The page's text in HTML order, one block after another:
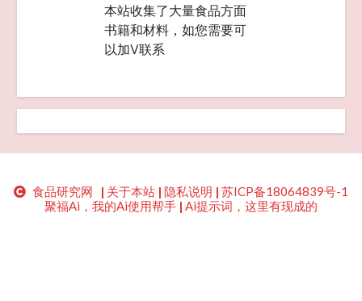
本站收集了大量食品方面
书籍和材料，如您需要可
以加V联系
食品研究网 | 关于本站 | 隐私说明 | 苏ICP备18064839号-1
聚福Ai，我的Ai使用帮手 | Ai提示词，这里有现成的